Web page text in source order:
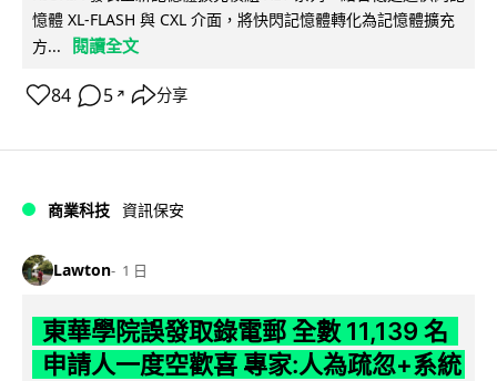
憶體 XL-FLASH 與 CXL 介面，將快閃記憶體轉化為記憶體擴充
方...
閱讀全文
84 5 ↗ 分享
商業科技 資訊保安
Lawton 1 日
東華學院誤發取錄電郵 全數 11,139 名
申請人一度空歡喜 專家:人為疏忽+系統